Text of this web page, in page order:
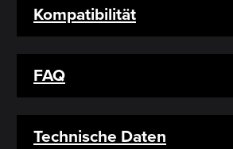
Kompatibilität
FAQ
Technische Daten